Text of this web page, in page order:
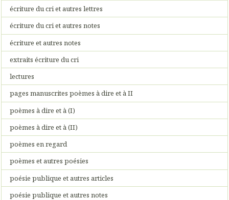
écriture du cri et autres lettres
écriture du cri et autres notes
écriture et autres notes
extraits écriture du cri
lectures
pages manuscrites poèmes à dire et à II
poèmes à dire et à (I)
poèmes à dire et à (II)
poèmes en regard
poèmes et autres poésies
poésie publique et autres articles
poésie publique et autres notes